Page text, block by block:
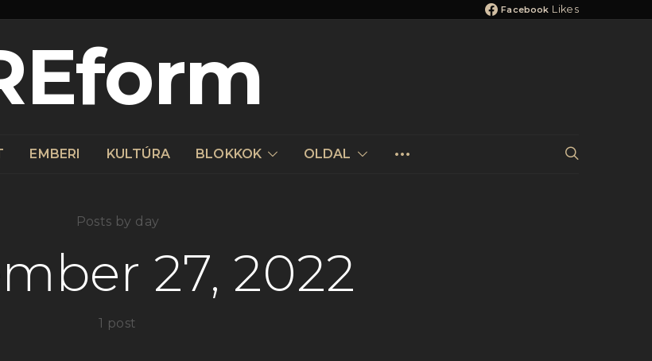
Facebook Likes
EMBERI KULTÚRA BLOKKOK OLDAL
Posts by day
27, 2022
1 post